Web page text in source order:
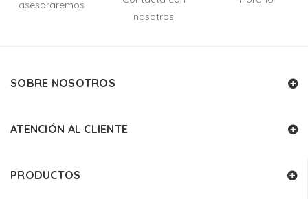
asesoraremos
nosotros
SOBRE NOSOTROS
ATENCIÓN AL CLIENTE
PRODUCTOS